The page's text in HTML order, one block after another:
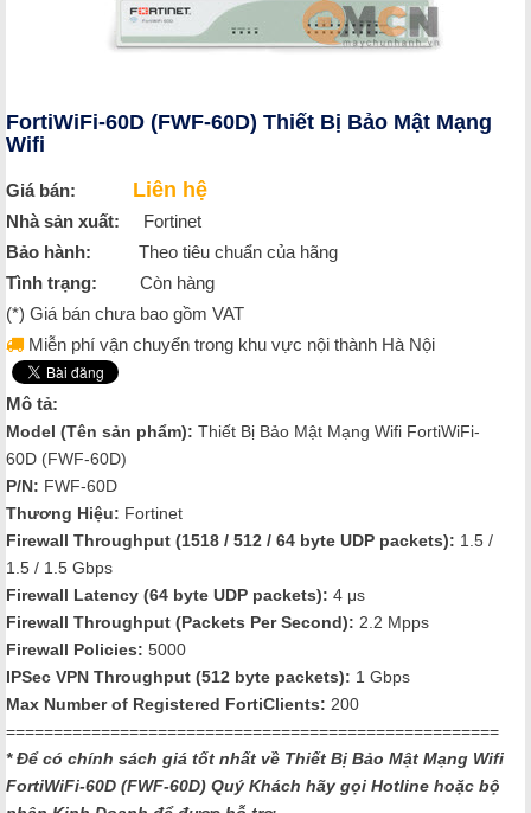
FortiWiFi-60D (FWF-60D) Thiết Bị Bảo Mật Mạng
Wifi
Giá bán: Liên hệ
Nhà sản xuất: Fortinet
Bảo hành: Theo tiêu chuẩn của hãng
Tình trạng: Còn hàng
(*) Giá bán chưa bao gồm VAT
Miễn phí vận chuyển trong khu vực nội thành Hà Nội
Mô tả:
Model (Tên sản phẩm): Thiết Bị Bảo Mật Mạng Wifi FortiWiFi-
60D (FWF-60D)
P/N: FWF-60D
Thương Hiệu: Fortinet
Firewall Throughput (1518 / 512 / 64 byte UDP packets): 1.5 /
1.5 / 1.5 Gbps
Firewall Latency (64 byte UDP packets): 4 μs
Firewall Throughput (Packets Per Second): 2.2 Mpps
Firewall Policies: 5000
IPSec VPN Throughput (512 byte packets): 1 Gbps
Max Number of Registered FortiClients: 200
====================================================
* Để có chính sách giá tốt nhất về Thiết Bị Bảo Mật Mạng Wifi
FortiWiFi-60D (FWF-60D) Quý Khách hãy gọi Hotline hoặc bộ